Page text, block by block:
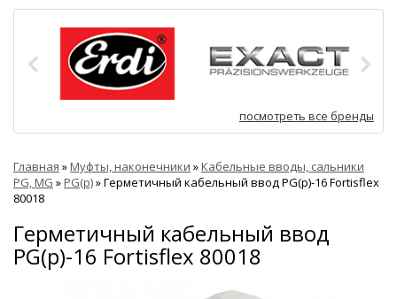
посмотреть все бренды
Главная »Муфты, наконечники »Кабельные вводы, сальники
PG, MG »PG(p)»Герметичный кабельный ввод PG(p)-16 Fortisflex
80018
Герметичный кабельный ввод
PG(p)-16 Fortisflex 80018